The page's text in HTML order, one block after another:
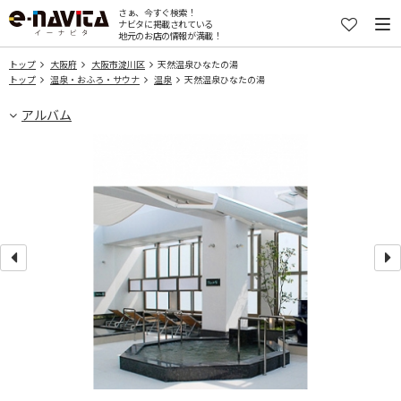
さぁ、今すぐ検索！
ナビタに掲載されている
地元のお店の情報が満載！
トップ 大阪府 大阪市淀川区
天然温泉ひなたの湯
トップ
温泉・おふろ・サウナ 温泉 天然温泉ひなたの湯
アルバム